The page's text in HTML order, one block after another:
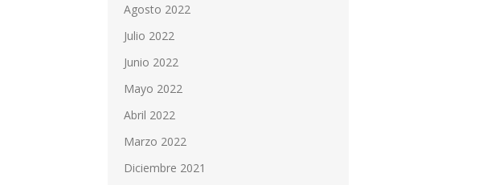
Agosto 2022
Julio 2022
Junio 2022
Mayo 2022
Abril 2022
Marzo 2022
Diciembre 2021